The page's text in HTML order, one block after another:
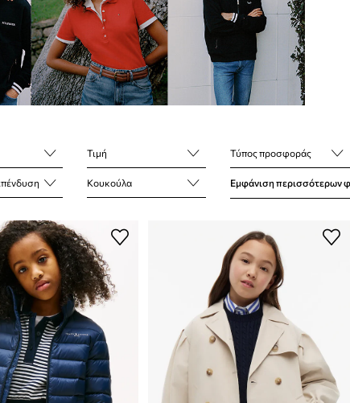
Τιμή Τύπος προσφοράς
Κουκούλα Εμφάνιση περισσότερων